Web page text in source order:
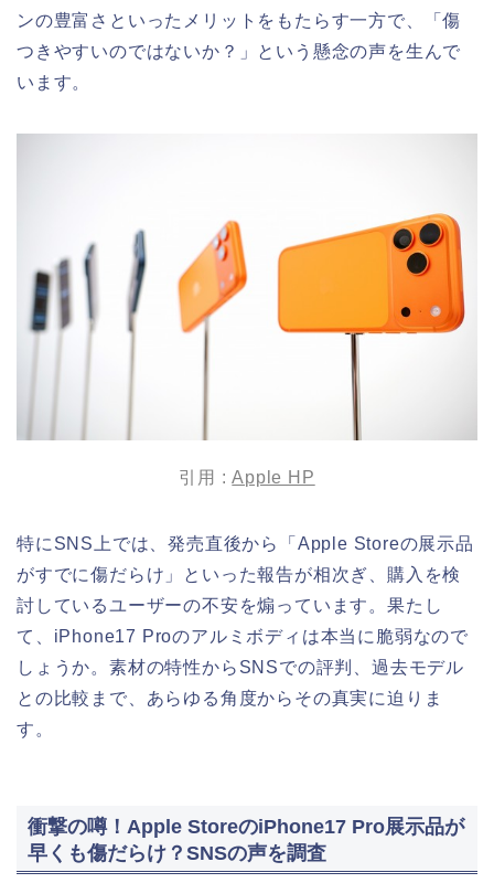
ンの豊富さといったメリットをもたらす一方で、「傷
つきやすいのではないか？」という懸念の声を生んで
います。
引用 :Apple HP
特にSNS上では、発売直後から「Apple Storeの展示品
がすでに傷だらけ」といった報告が相次ぎ、購入を検
討しているユーザーの不安を煽っています。果たし
て、iPhone17 Proのアルミボディは本当に脆弱なので
しょうか。素材の特性からSNSでの評判、過去モデル
との比較まで、あらゆる角度からその真実に迫りま
す。
衝撃の噂！Apple StoreのiPhone17 Pro展示品が
早くも傷だらけ？SNSの声を調査